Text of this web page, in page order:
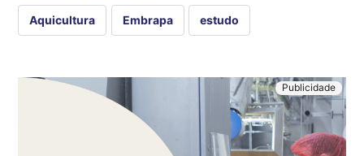
Aquicultura Embrapa estudo